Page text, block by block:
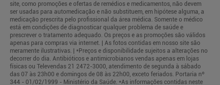
site, como promoções e ofertas de remédios e medicamentos, não devem
ser usadas para automedicação e não substituem, em hipótese alguma, a
medicação prescrita pelo profissional da área médica. Somente o médico
está em condições de diagnosticar qualquer problema de saúde e
prescrever o tratamento adequado. Os preços e as promoções são válidos
apenas para compras via internet. | As fotos contidas em nosso site são
meramente ilustrativas. | *Preços e disponibilidade sujeitos a alterações no
decorrer do dia. Antibióticos e antimicrobianos vendas apenas em lojas
físicas ou Televendas 21 2472-3000, atendimento de segunda à sábado
das 07 às 23h00 e domingos de 08 às 22h00, exceto feriados. Portaria nº
344 - 01/02/1999 - Ministério da Saúde. *As informações contidas neste